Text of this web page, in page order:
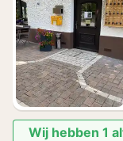
Wij hebben 1